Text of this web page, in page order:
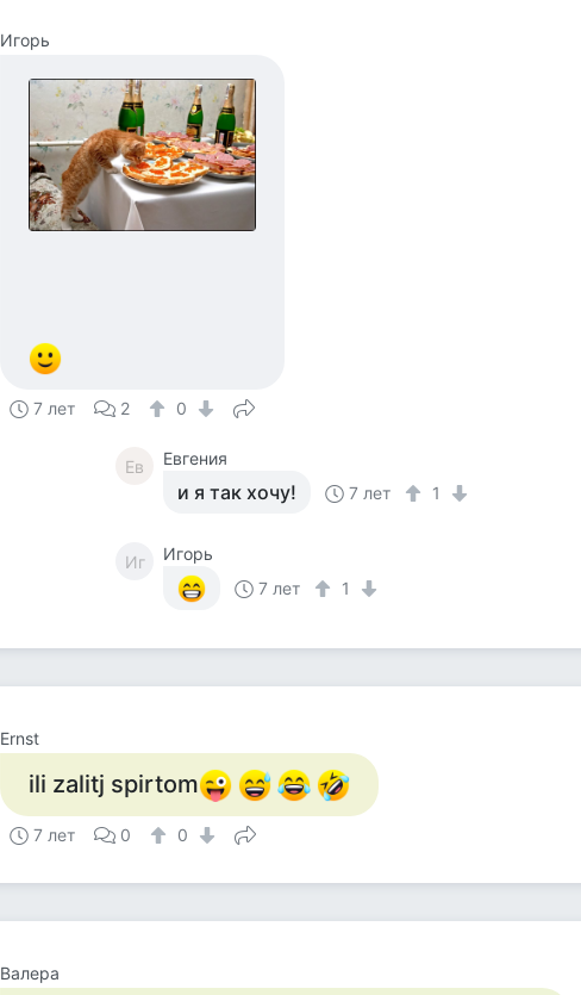
Игорь
7 лет 2 0
Ев Евгения
и я так хочу! 7 лет 1
Иг
Игорь
7 лет
1
Ernst
ili zalitj spirtom
7 лет 0 0
Валера